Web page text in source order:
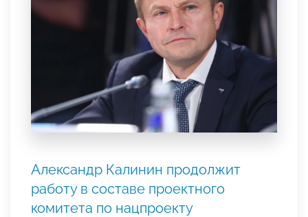
Александр Калинин продолжит
работу в составе проектного
комитета по нацпроекту